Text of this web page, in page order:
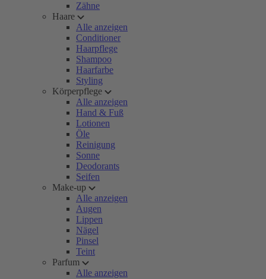
Zähne
Haare
Alle anzeigen
Conditioner
Haarpflege
Shampoo
Haarfarbe
Styling
Körperpflege
Alle anzeigen
Hand & Fuß
Lotionen
Öle
Reinigung
Sonne
Deodorants
Seifen
Make-up
Alle anzeigen
Augen
Lippen
Nägel
Pinsel
Teint
Parfum
Alle anzeigen